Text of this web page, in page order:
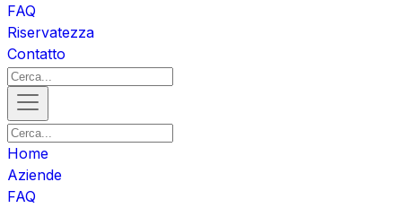
FAQ
Riservatezza
Contatto
Home
Aziende
FAQ